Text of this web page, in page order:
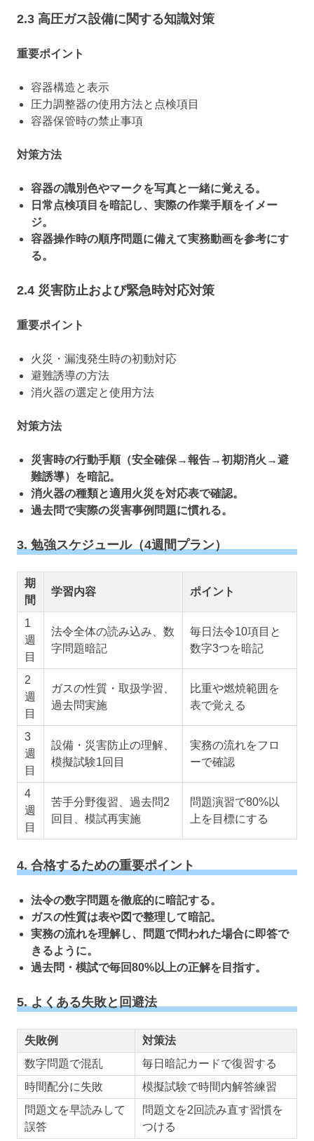
2.3 高圧ガス設備に関する知識対策
重要ポイント
容器構造と表示
圧力調整器の使用方法と点検項目
容器保管時の禁止事項
対策方法
容器の識別色やマークを写真と一緒に覚える。
日常点検項目を暗記し、実際の作業手順をイメー
ジ。
容器操作時の順序問題に備えて実務動画を参考にす
る。
2.4 災害防止および緊急時対応対策
重要ポイント
火災・漏洩発生時の初動対応
避難誘導の方法
消火器の選定と使用方法
対策方法
災害時の行動手順（安全確保→報告→初期消火→避
難誘導）を暗記。
消火器の種類と適用火災を対応表で確認。
過去問で実際の災害事例問題に慣れる。
3. 勉強スケジュール（4週間プラン）
期
間
学習内容 ポイント
1
週
目
法令全体の読み込み、数
字問題暗記
毎日法令10項目と
数字3つを暗記
2
週
目
ガスの性質・取扱学習、
過去問実施
比重や燃焼範囲を
表で覚える
3
週
目
設備・災害防止の理解、
模擬試験1回目
実務の流れをフロ
ーで確認
4
週
目
苦手分野復習、過去問2
回目、模試再実施
問題演習で80%以
上を目標にする
4. 合格するための重要ポイント
法令の数字問題を徹底的に暗記する。
ガスの性質は表や図で整理して暗記。
実務の流れを理解し、問題で問われた場合に即答で
きるように。
過去問・模試で毎回80%以上の正解を目指す。
5. よくある失敗と回避法
失敗例
対策法
数字問題で混乱
毎日暗記カードで復習する
時間配分に失敗
模擬試験で時間内解答練習
問題文を早読みして
誤答
問題文を2回読み直す習慣を
つける